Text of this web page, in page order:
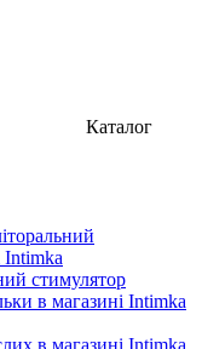
Каталог
стимулятор